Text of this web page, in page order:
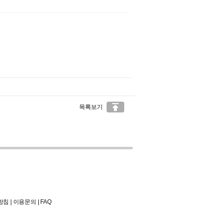
목록보기 
침 이용문의 FAQ